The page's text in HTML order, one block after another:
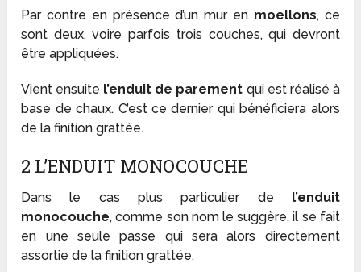
Par contre en présence d’un mur en moellons, ce
sont deux, voire parfois trois couches, qui devront
être appliquées.
Vient ensuite l’enduit de parement qui est réalisé à
base de chaux. C’est ce dernier qui bénéficiera alors
de la finition grattée.
2 L’ENDUIT MONOCOUCHE
Dans le cas plus particulier de l’enduit
monocouche, comme son nom le suggère, il se fait
en une seule passe qui sera alors directement
assortie de la finition grattée.